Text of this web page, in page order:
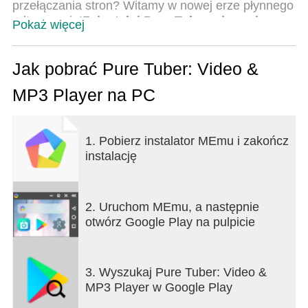
przełączania stron? Witamy w nowej erze płynnego
odtwarzania!Zainstaluj Pure Tuber, ciesz się
płynnym odtwarzaniem w tle i pływającym
Zainstaluj TERAZ
FUNKCJE W SZCZEGÓŁACH
- Umożliwia odtwarzanie filmów i muzyki MP3 w
trybie pływającego wyskakującego okienka.
- Graj w trybie pełnoekranowym lub pływającego
okna wyskakującego, jak chcesz
Gdzie Twoje lokalne pliki multimedialne
ożywają!
Ta aplikacja płynnie integruje istniejące kolekcje
osobistą biblioteką multimediów z najwyższą
jakością odtwarzania. Nasz intuicyjny interfejs
sprawia, że ​​nawigacja jest dziecinnie prosta, a
Pokaż więcej
Jak pobrać Pure Tuber: Video &
MP3 Player na PC
1. Pobierz instalator MEmu i zakończ
instalację
2. Uruchom MEmu, a następnie
otwórz Google Play na pulpicie
3. Wyszukaj Pure Tuber: Video &
MP3 Player w Google Play